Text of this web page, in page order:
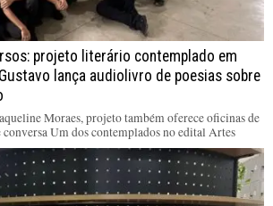
projeto literário contemplado em
lança audiolivro de poesias sobre
Moraes, projeto também oferece oficinas de
Um dos contemplados no edital Artes